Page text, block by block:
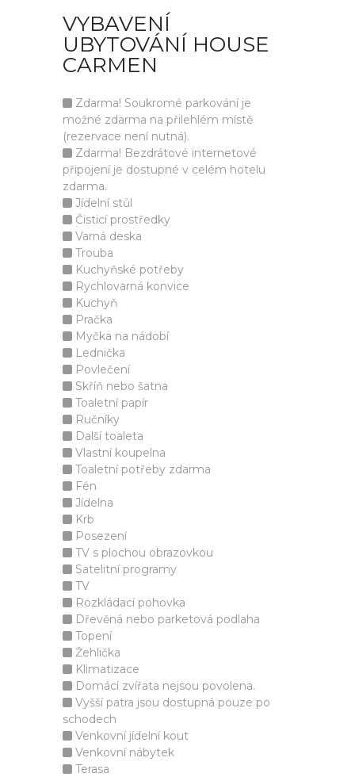
VYBAVENÍ
UBYTOVÁNÍ HOUSE
CARMEN
Zdarma! Soukromé parkování je
možné zdarma na přilehlém místě
(rezervace není nutná).
Zdarma! Bezdrátové internetové
připojení je dostupné v celém hotelu
zdarma.
Jídelní stůl
Čisticí prostředky
Varná deska
Trouba
Kuchyňské potřeby
Rychlovarná konvice
Kuchyň
Pračka
Myčka na nádobí
Lednička
Povlečení
Skříň nebo šatna
Toaletní papír
Ručníky
Další toaleta
Vlastní koupelna
Toaletní potřeby zdarma
Fén
Jídelna
Krb
Posezení
TV s plochou obrazovkou
Satelitní programy
TV
Rozkládací pohovka
Dřevěná nebo parketová podlaha
Topení
Žehlička
Klimatizace
Domácí zvířata nejsou povolena.
Vyšší patra jsou dostupná pouze po
schodech
Venkovní jídelní kout
Venkovní nábytek
Terasa